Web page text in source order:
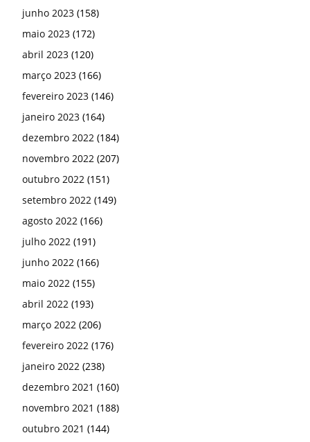
junho 2023 (158)
maio 2023 (172)
abril 2023 (120)
março 2023 (166)
fevereiro 2023 (146)
janeiro 2023 (164)
dezembro 2022 (184)
novembro 2022 (207)
outubro 2022 (151)
setembro 2022 (149)
agosto 2022 (166)
julho 2022 (191)
junho 2022 (166)
maio 2022 (155)
abril 2022 (193)
março 2022 (206)
fevereiro 2022 (176)
janeiro 2022 (238)
dezembro 2021 (160)
novembro 2021 (188)
outubro 2021 (144)